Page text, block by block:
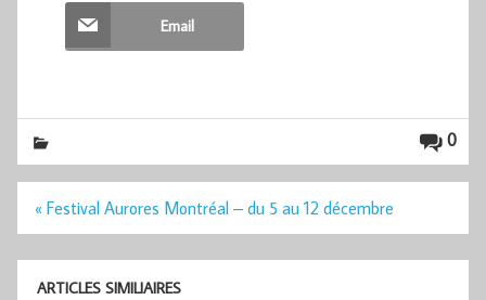
Email
0
Navigation
l’article
« Festival Aurores Montréal – du 5 au 12 décembre
ARTICLES SIMILIAIRES